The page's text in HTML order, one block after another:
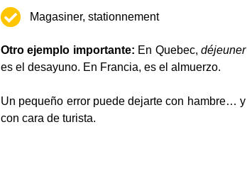
Magasiner, stationnement
Otro ejemplo importante: En Quebec,déjeuner
es el desayuno. En Francia, es el almuerzo.
Un pequeño error puede dejarte con hambre… y
con cara de turista.